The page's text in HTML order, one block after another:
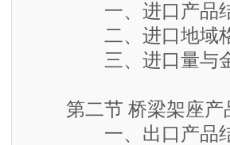
一、进口产品
二、进口地域
三、进口量与金
第二节 桥梁架座产
一、出口产品